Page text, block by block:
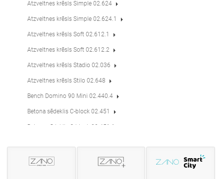
Atzveltnes krēsls Simple 02.624
Atzveltnes krēsls Simple 02.624.1
Atzveltnes krēsls Soft 02.612.1
Atzveltnes krēsls Soft 02.612.2
Atzveltnes krēsls Stadio 02.036
Atzveltnes krēsls Stilo 02.648
Bench Domino 90 Mini 02.440.4
Betona sēdeklis C-block 02.451
Betona sēdeklis C-block 02.451.1
Grozāmais atpūtas krēsls Flash 02.525